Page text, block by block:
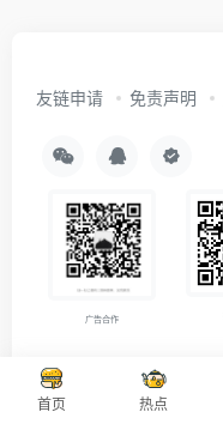
首页 热点
友链申请 免责声明
广告合作
Copyright © 2026沪ICP备